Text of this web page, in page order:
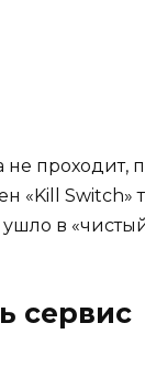
проходит,
«Kill Switch»
в
сервис